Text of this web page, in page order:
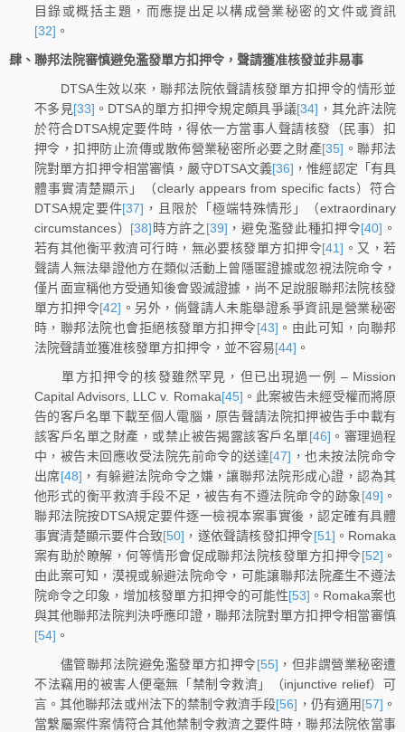
目錄或概括主題，而應提出足以構成營業秘密的文件或資訊
[32] 。
肆、聯邦法院審慎避免濫發單方扣押令，聲請獲准核發並非易事
DTSA生效以來，聯邦法院依聲請核發單方扣押令的情形並
不多見[33] 。DTSA的單方扣押令規定頗具爭議[34] ，其允許法院
於符合DTSA規定要件時，得依一方當事人聲請核發（民事）扣
押令，扣押防止流傳或散佈營業秘密所必要之財產[35] 。聯邦法
院對單方扣押令相當審慎，嚴守DTSA文義[36] ，惟經認定「有具
體事實清楚顯示」（clearly appears from specific facts）符合
DTSA規定要件[37] ，且限於「極端特殊情形」（extraordinary
circumstances） [38] 時方許之 [39] ，避免濫發此種扣押令[40] 。
若有其他衡平救濟可行時，無必要核發單方扣押令[41] 。又，若
聲請人無法舉證他方在類似活動上曾隱匿證據或忽視法院命令，
僅片面宣稱他方受通知後會毀滅證據，尚不足說服聯邦法院核發
單方扣押令[42] 。另外，倘聲請人未能舉證系爭資訊是營業秘密
時，聯邦法院也會拒絕核發單方扣押令[43] 。由此可知，向聯邦
法院聲請並獲准核發單方扣押令，並不容易[44] 。
單方扣押令的核發雖然罕見，但已出現過一例 – Mission
Capital Advisors, LLC v. Romaka[45] 。此案被告未經受權而將原
告的客戶名單下載至個人電腦，原告聲請法院扣押被告手中載有
該客戶名單之財產，或禁止被告揭露該客戶名單[46] 。審理過程
中，被告未回應收受法院先前命令的送達[47] ，也未按法院命令
出席[48] ，有躲避法院命令之嫌，讓聯邦法院形成心證，認為其
他形式的衡平救濟手段不足，被告有不遵法院命令的跡象 [49] 。
聯邦法院按DTSA規定要件逐一檢視本案事實後，認定確有具體
事實清楚顯示要件合致[50] ，遂依聲請核發扣押令[51] 。Romaka
案有助於瞭解，何等情形會促成聯邦法院核發單方扣押令[52] 。
由此案可知，漠視或躲避法院命令，可能讓聯邦法院產生不遵法
院命令之印象，增加核發單方扣押令的可能性[53] 。Romaka案也
與其他聯邦法院判決呼應印證，聯邦法院對單方扣押令相當審慎
[54] 。
儘管聯邦法院避免濫發單方扣押令[55] ，但非謂營業秘密遭
不法竊用的被害人便毫無「禁制令救濟」（injunctive relief）可
言。其他聯邦法或州法下的禁制令救濟手段[56] ，仍有適用[57] 。
當繫屬案件案情符合其他禁制令救濟之要件時，聯邦法院依當事